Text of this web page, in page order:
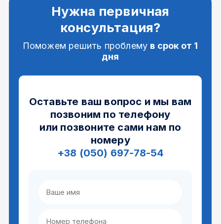
Нужна первичная
консультация?
Поможем решить проблему в срок от 1
дня
Оставьте ваш вопрос и мы вам
позвоним по телефону
или позвоните сами нам по
номеру
+38 (050) 697-78-54